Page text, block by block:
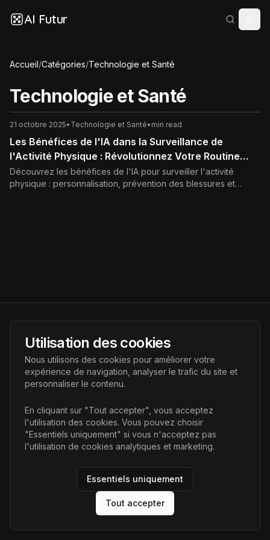
AI Futur
Accueil/Catégories/Technologie et Santé
Technologie et Santé
21 octobre 2025• Technologie et Santé• min read
Les Bénéfices de l'IA dans la Surveillance de
l'Activité Physique : Révolutionnez Votre Routine
Sportive
Découvrez les bénéfices de l'IA pour surveiller l'activité
physique : personnalisation, prévention des blessures et
AI Futur
Portail de l'avenir de l'intelligence artificielle, vous aidant à
découvrir les dernières technologies IA.
Liens
Accueil
Articles
AI Futur. Tous droits réservés.
Utilisation des cookies
Nous utilisons des cookies pour améliorer votre
expérience de navigation, analyser le trafic du site et
personnaliser le contenu.
En cliquant sur "Tout accepter", vous acceptez
l'utilisation des cookies. Vous pouvez choisir
"Essentiels uniquement" si vous n'acceptez pas
l'utilisation de cookies analytiques et marketing.
Essentiels uniquement
Tout accepter